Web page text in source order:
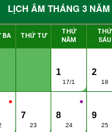
LỊCH ÂM THÁNG 3 NĂM
BA THỨ TƯ
THỨ
NĂM
THỨ
SÁU
1
17/1
2
18
●
7
23
●
8
24
9
25